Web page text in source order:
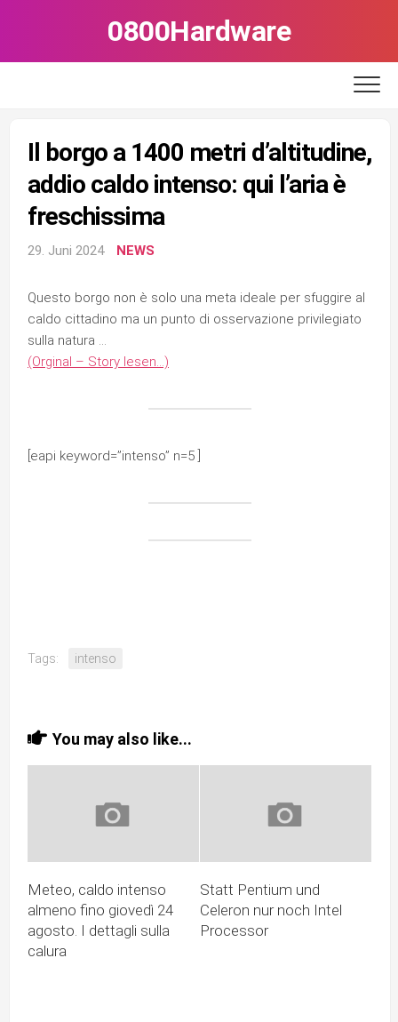
0800Hardware
Il borgo a 1400 metri d’altitudine,
addio caldo intenso: qui l’aria è
freschissima
29. Juni 2024 NEWS
Questo borgo non è solo una meta ideale per sfuggire al
caldo cittadino ma un punto di osservazione privilegiato
sulla natura …
(Orginal – Story lesen…)
[eapi keyword=”intenso” n=5 ]
Tags: intenso
You may also like...
Meteo, caldo intenso
almeno fino giovedì 24
agosto. I dettagli sulla
calura
Statt Pentium und
Celeron nur noch Intel
Processor